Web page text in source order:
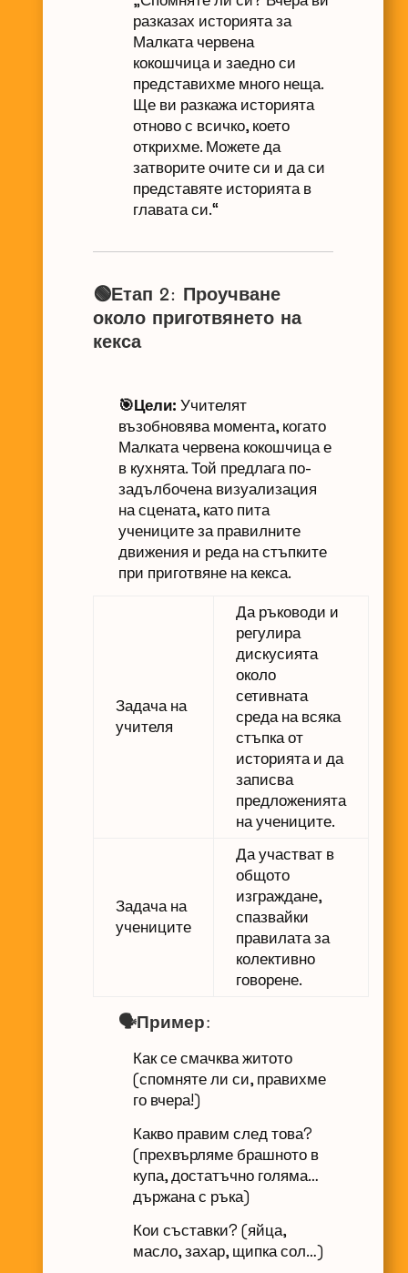
разказах историята за
Малката червена
кокошчица и заедно си
представихме много неща.
Ще ви разкажа историята
отново с всичко, което
открихме. Можете да
затворите очите си и да си
представяте историята в
главата си.“
🟢Етап 2: Проучване
около приготвянето на
кекса
🎯Цели: Учителят
възобновява момента, когато
Малката червена кокошчица е
в кухнята. Той предлага по-
задълбочена визуализация
на сцената, като пита
учениците за правилните
движения и реда на стъпките
при приготвяне на кекса.
Задача на
учителя
Да ръководи и
регулира
дискусията
около
сетивната
среда на всяка
стъпка от
историята и да
записва
предложенията
на учениците.
Задача на
учениците
Да участват в
общото
изграждане,
спазвайки
правилата за
колективно
говорене.
🗣️Пример:
Как се смачква житото
(спомняте ли си, правихме
го вчера!)
Какво правим след това?
(прехвърляме брашното в
купа, достатъчно голяма…
държана с ръка)
Кои съставки? (яйца,
масло, захар, щипка сол…)